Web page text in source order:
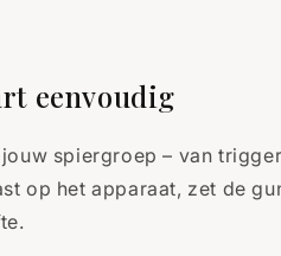
eenvoudig
spiergroep – van
op het apparaat, zet de